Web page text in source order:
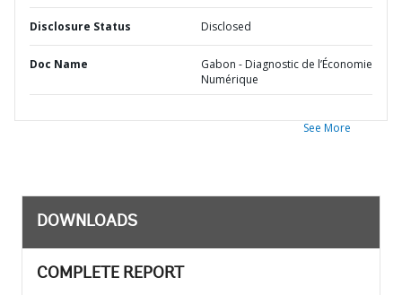
Disclosure Status Disclosed
Doc Name
Gabon - Diagnostic de l’Économie
Numérique
See More
DOWNLOADS
COMPLETE REPORT